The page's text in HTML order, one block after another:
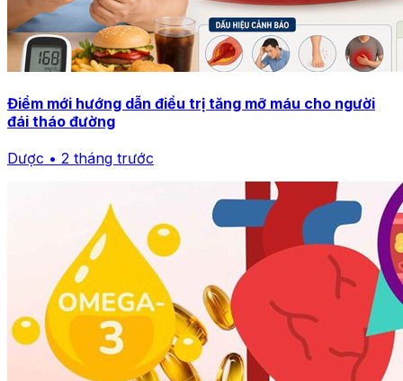
Điểm mới hướng dẫn điều trị tăng mỡ máu cho người
đái tháo đường
Dược • 2 tháng trước